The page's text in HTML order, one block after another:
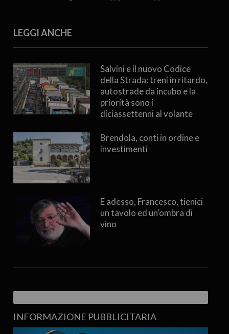
LEGGI ANCHE
Salvini e il nuovo Codice
della Strada: treni in ritardo,
autostrade da incubo e la
priorità sono i
diciassettenni al volante
Brendola, conti in ordine e
investimenti
E adesso, Francesco, tienici
un tavolo ed un’ombra di
vino
INFORMAZIONE PUBBLICITARIA